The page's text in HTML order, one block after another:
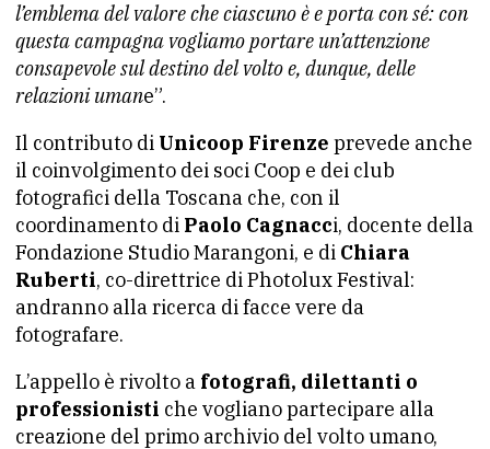
l’emblema del valore che ciascuno è e porta con sé: con
questa campagna vogliamo portare un’attenzione
consapevole sul destino del volto e, dunque, delle
relazioni umane”.
Il contributo di Unicoop Firenze prevede anche
il coinvolgimento dei soci Coop e dei club
fotografici della Toscana che, con il
coordinamento di Paolo Cagnacci, docente della
Fondazione Studio Marangoni, e di Chiara
Ruberti, co-direttrice di Photolux Festival:
andranno alla ricerca di facce vere da
fotografare.
L’appello è rivolto a fotografi, dilettanti o
professionisti che vogliano partecipare alla
creazione del primo archivio del volto umano,